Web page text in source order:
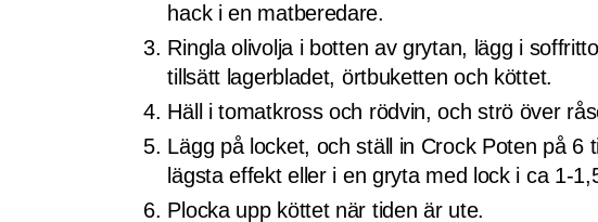
hack i en matberedare.
Ringla olivolja i botten av grytan, lägg i
tillsätt lagerbladet, örtbuketten och köttet.
Häll i tomatkross och rödvin, och strö över
Lägg på locket, och ställ in Crock Poten på 6
lägsta effekt eller i en gryta med lock i ca 1-
Plocka upp köttet när tiden är ute.